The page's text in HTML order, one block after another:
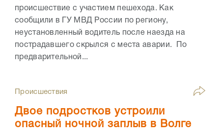
происшествие с участием пешехода. Как
сообщили в ГУ МВД России по региону,
неустановленный водитель после наезда на
пострадавшего скрылся с места аварии. По
предварительной...
Происшествия
Двое подростков устроили
опасный ночной заплыв в Волге